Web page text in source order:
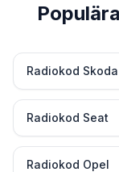
Radiokod Skoda
Radiokod Seat
Radiokod Opel